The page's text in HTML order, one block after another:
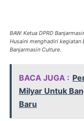
BAW: Ketua DPRD
Husaini menghadiri kegiatan
Banjarmasin Culture.
BACA JUGA :
Milyar Untuk
Baru